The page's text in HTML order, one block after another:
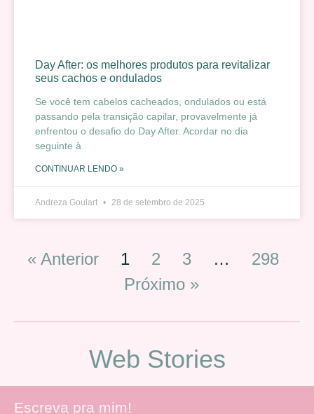
Day After: os melhores produtos para revitalizar
seus cachos e ondulados
Se você tem cabelos cacheados, ondulados ou está
passando pela transição capilar, provavelmente já
enfrentou o desafio do Day After. Acordar no dia
seguinte à
CONTINUAR LENDO »
Andreza Goulart 28 de setembro de 2025
« Anterior 1 2 3 …
298
Próximo »
Web Stories
Escreva pra mim!